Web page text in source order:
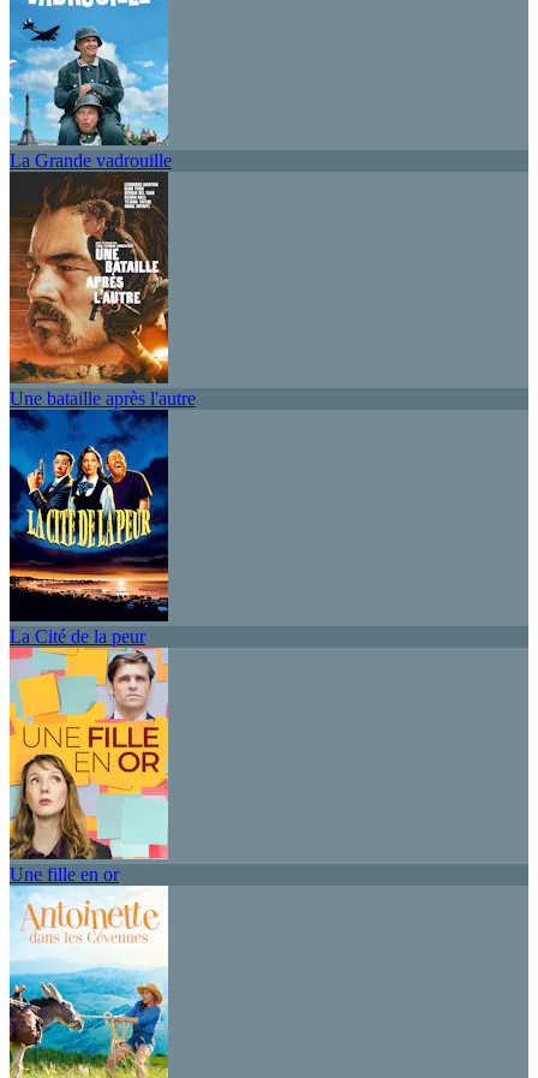
La Grande vadrouille
Une bataille après l'autre
La Cité de la peur
Une fille en or